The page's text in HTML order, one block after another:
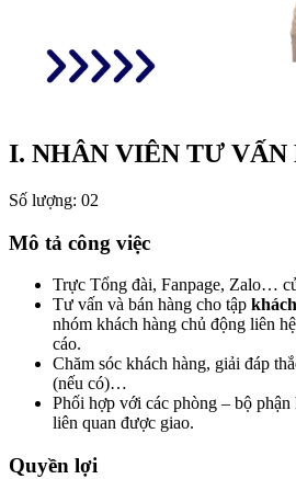
I. NHÂN VIÊN TƯ VẤN
Số lượng: 02
Mô tả công việc
Trực Tổng đài, Fanpage, Zalo…
Tư vấn và bán hàng cho tập
nhóm khách hàng chủ động liên
cáo.
Chăm sóc khách hàng, giải đáp
(nếu có)…
Phối hợp với các phòng – bộ phận
liên quan được giao.
Quyền lợi